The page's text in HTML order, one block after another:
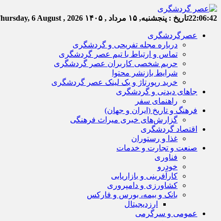
22:06:43تاریخ : پنجشنبه, ۱۵ مرداد , ۱۴۰۵ 6 August , 2026
عصرگردشگری
درباره مجله تفریحی و گردشگری
تماس و ارتباط با تیم عصر گردشگری
حریم شخصی کاربران عصر گردشگری
شرایط بازنشر محتوا
خرید رپورتاژ و بک لینک عصر گردشگری
جاهای دیدنی و گردشگری
راهنمای سفر
فرهنگ و تاریخ (ایران و جهان)
گزارش‌های خبری میراث فرهنگی
اقتصاد گردشگری
غذا و رستوران
صنعت و تجارت و خدمات
فناوری
خودرو
کارآفرینی و بازاریابی
کشاورزی و دامپروری
بانک و بیمه، بورس و فارکس
ارزدیجیتال
عمومی و سرگرمی